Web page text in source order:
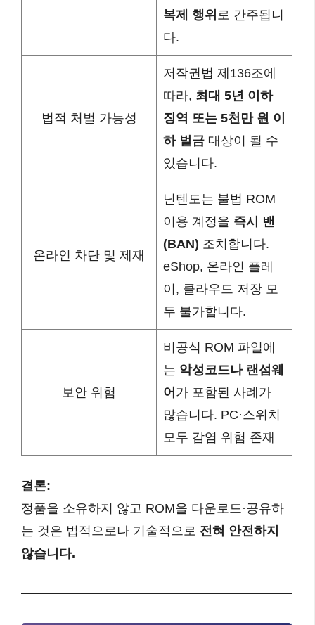
복제 행위 로 간주됩니
다.
법적 처벌 가능성
저작권법 제136조에
따라, 최대 5년 이하
징역 또는 5천만 원 이
하 벌금 대상이 될 수
있습니다.
온라인 차단 및 제재
닌텐도는 불법 ROM
이용 계정을 즉시 밴
(BAN) 조치합니다.
eShop, 온라인 플레
이, 클라우드 저장 모
두 불가합니다.
보안 위험
비공식 ROM 파일에
는 악성코드나 랜섬웨
어 가 포함된 사례가
많습니다. PC·스위치
모두 감염 위험 존재
결론:
정품을 소유하지 않고 ROM을 다운로드·공유하
는 것은 법적으로나 기술적으로 전혀 안전하지
않습니다.